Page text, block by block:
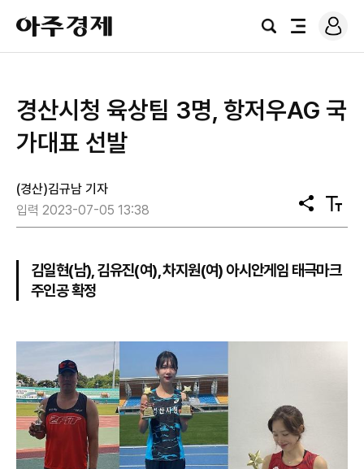
아
주
경
검
전
로
그
경산시청 육상팀 3명, 항저우AG 국
가대표 선발
(경산)김규남 기자
입력 2023-07-05 13:38
공
유
텍
스
기
김일현(남), 김유진(여), 차지원(여) 아시안게임 태극마크
주인공 확정